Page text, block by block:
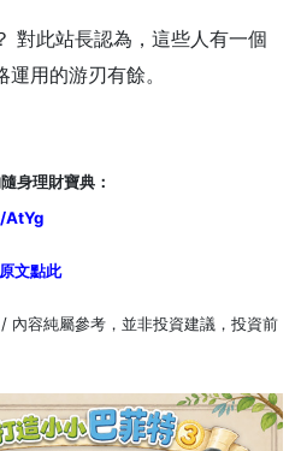
對此站長認為，這些人有一個
用的游刃有餘。
身理財寶典：
AtYg
原文點此
容純屬參考，並非投資建議，投資前